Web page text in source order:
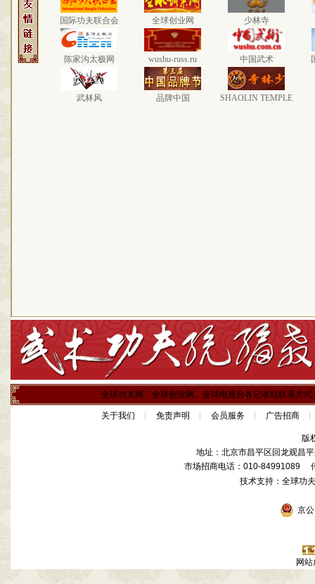
国际功夫联合会 全球创业网 少林寺
陈家沟太极网 wushu-russ.ru 中国武术
武林风 品牌中国 SHAOLIN TEMPLE
全球功夫网、全球创业网、全球电视台各记者站联系方式
关于我们 免责声明 会员服务 广告招商
版
地址：北京市昌平区回龙观昌
市场招商电话：010-84991089
技术支持：全球
京公
网